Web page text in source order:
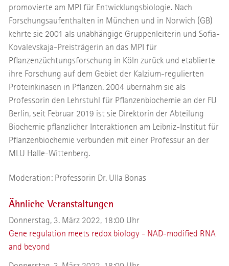
promovierte am MPI für Entwicklungsbiologie. Nach
Forschungsaufenthalten in München und in Norwich (GB)
kehrte sie 2001 als unabhängige Gruppenleiterin und Sofia-
Kovalevskaja-Preisträgerin an das MPI für
Pflanzenzüchtungsforschung in Köln zurück und etablierte
ihre Forschung auf dem Gebiet der Kalzium-regulierten
Proteinkinasen in Pflanzen. 2004 übernahm sie als
Professorin den Lehrstuhl für Pflanzenbiochemie an der FU
Berlin, seit Februar 2019 ist sie Direktorin der Abteilung
Biochemie pflanzlicher Interaktionen am Leibniz-Institut für
Pflanzenbiochemie verbunden mit einer Professur an der
MLU Halle-Wittenberg.
Moderation: Professorin Dr. Ulla Bonas
Ähnliche Veranstaltungen
Donnerstag, 3. März 2022, 18:00 Uhr
Gene regulation meets redox biology - NAD-modified RNA
and beyond